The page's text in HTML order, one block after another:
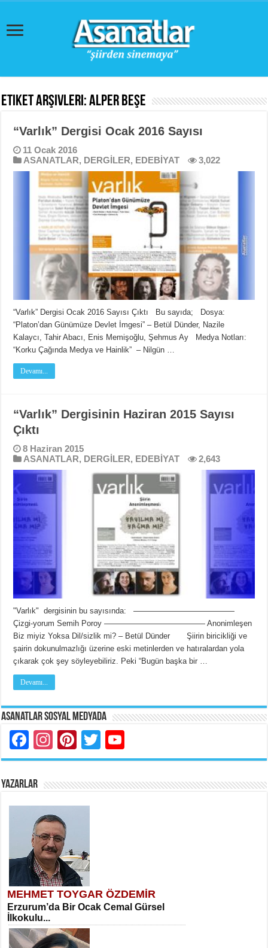
Etiket Arşivleri:Alper Beşe
“Varlık” Dergisi Ocak 2016 Sayısı
11 Ocak 2016
ASANATLAR, DERGİLER, EDEBİYAT 3,022
“Varlık” Dergisi Ocak 2016 Sayısı Çıktı Bu sayıda; Dosya:
“Platon’dan Günümüze Devlet İmgesi” – Betül Dünder, Nazile
Kalaycı, Tahir Abacı, Enis Memişoğlu, Şehmus Ay Medya Notları:
“Korku Çağında Medya ve Hainlik” – Nilgün …
Devamı...
“Varlık” Dergisinin Haziran 2015 Sayısı
Çıktı
8 Haziran 2015
ASANATLAR, DERGİLER, EDEBİYAT 2,643
"Varlık" dergisinin bu sayısında: —————————————
Çizgi-yorum Semih Poroy ————————————— Anonimleşen
Biz miyiz Yoksa Dil/sizlik mi? – Betül Dünder Şiirin biricikliği ve
şairin dokunulmazlığı üzerine eski metinlerden ve hatıralardan yola
çıkarak çok şey söyleyebiliriz. Peki “Bugün başka bir …
Devamı...
Asanatlar Sosyal Medyada
Facebook
Instagram
Pinterest
Twitter
YAZARLAR
MEHMET TOYGAR ÖZDEMİR
Erzurum’da Bir Ocak Cemal Gürsel
İlkokulu...